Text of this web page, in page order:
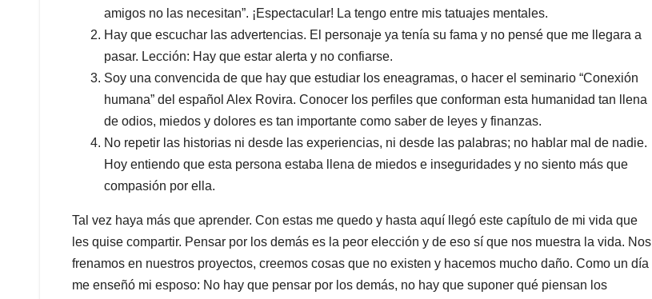
amigos no las necesitan”. ¡Espectacular! La tengo entre mis tatuajes mentales.
Hay que escuchar las advertencias. El personaje ya tenía su fama y no pensé que me llegara a
pasar. Lección: Hay que estar alerta y no confiarse.
Soy una convencida de que hay que estudiar los eneagramas, o hacer el seminario “Conexión
humana” del español Alex Rovira. Conocer los perfiles que conforman esta humanidad tan llena
de odios, miedos y dolores es tan importante como saber de leyes y finanzas.
No repetir las historias ni desde las experiencias, ni desde las palabras; no hablar mal de nadie.
Hoy entiendo que esta persona estaba llena de miedos e inseguridades y no siento más que
compasión por ella.
Tal vez haya más que aprender. Con estas me quedo y hasta aquí llegó este capítulo de mi vida que
les quise compartir. Pensar por los demás es la peor elección y de eso sí que nos muestra la vida. Nos
frenamos en nuestros proyectos, creemos cosas que no existen y hacemos mucho daño. Como un día
me enseñó mi esposo: No hay que pensar por los demás, no hay que suponer qué piensan los